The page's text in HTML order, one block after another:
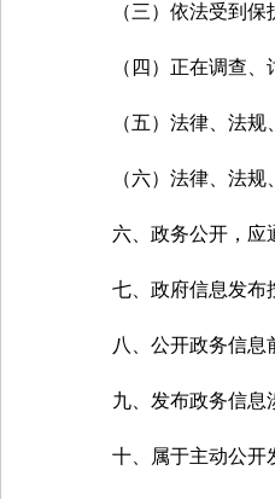
（三）依法受到保
（四）正在调查、讨
（五）法律、法规、
（六）法律、法规、
六、政务公开，应通
七、政府信息发布按
八、公开政务信息前
九、发布政务信息涉
十、属于主动公开发